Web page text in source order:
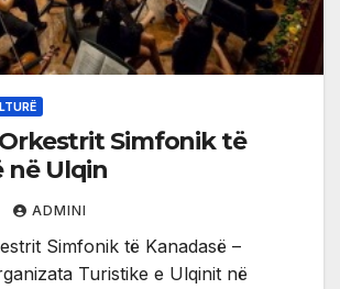
Simfonik të
në Ulqin
ADMINI
Simfonik të Kanadasë –
Turistike e Ulqinit në